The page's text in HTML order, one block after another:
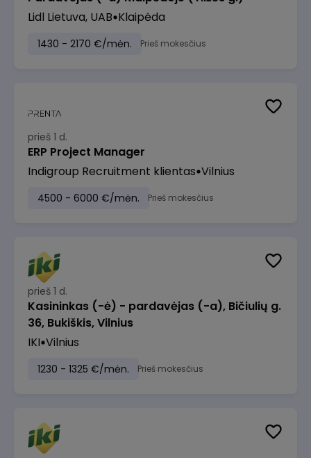
Lidl Lietuva, UAB Klaipėda
1430 - 2170 €/mėn. Prieš mokesčius
prieš 1 d.
ERP Project Manager
Indigroup Recruitment klientas Vilnius
4500 - 6000 €/mėn. Prieš mokesčius
prieš 1 d.
Kasininkas (-ė) - pardavėjas (-a), Bičiulių g.
36, Bukiškis, Vilnius
IKI Vilnius
1230 - 1325 €/mėn. Prieš mokesčius